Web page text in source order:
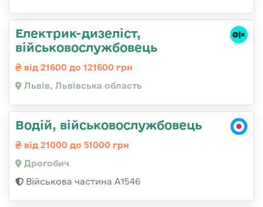
Електрик-дизеліст,
військовослужбовець
від 21600 до 121600 грн
Львів, Львівська область
Водій, військовослужбовець
від 21000 до 51000 грн
Дрогобич
Військова частина А1546